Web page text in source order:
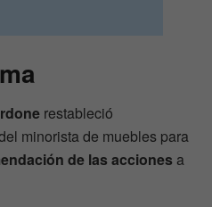
restableció
minorista de muebles para
de las acciones a